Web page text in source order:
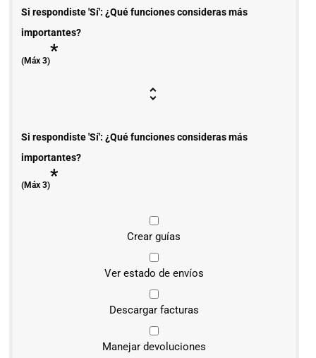
Si respondiste 'Sí': ¿Qué funciones consideras más
importantes?
(Máx 3)*
Si respondiste 'Sí': ¿Qué funciones consideras más
importantes?
(Máx 3)*
Crear guías
Ver estado de envíos
Descargar facturas
Manejar devoluciones